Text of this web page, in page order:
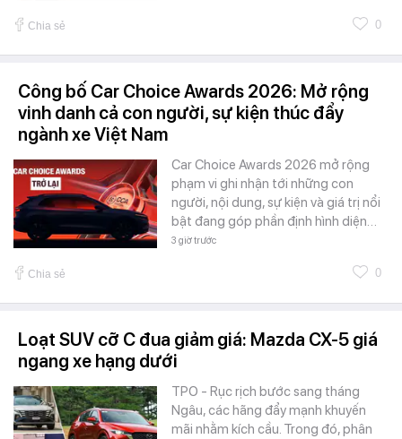
Chia sẻ 0
Công bố Car Choice Awards 2026: Mở rộng
vinh danh cả con người, sự kiện thúc đẩy
ngành xe Việt Nam
Car Choice Awards 2026 mở rộng
phạm vi ghi nhận tới những con
người, nội dung, sự kiện và giá trị nổi
bật đang góp phần định hình diện…
3 giờ trước
Chia sẻ 0
Loạt SUV cỡ C đua giảm giá: Mazda CX-5 giá
ngang xe hạng dưới
TPO - Rục rịch bước sang tháng
Ngâu, các hãng đẩy mạnh khuyến
mãi nhằm kích cầu. Trong đó, phân